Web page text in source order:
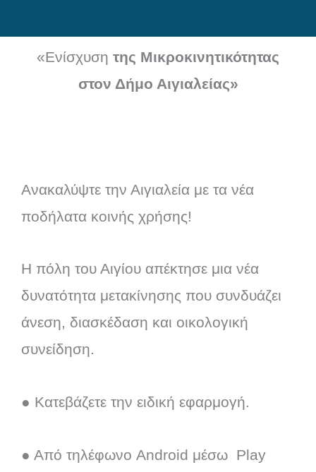
to
content
«Ενίσχυση της Μικροκινητικότητας
στον Δήμο Αιγιαλείας»
Ανακαλύψτε την Αιγιαλεία με τα νέα
ποδήλατα κοινής χρήσης!
Η πόλη του Αιγίου απέκτησε μια νέα
δυνατότητα μετακίνησης που συνδυάζει
άνεση, διασκέδαση και οικολογική
συνείδηση.
● Κατεβάζετε την ειδική εφαρμογή.
● Από τηλέφωνο Android μέσω Play